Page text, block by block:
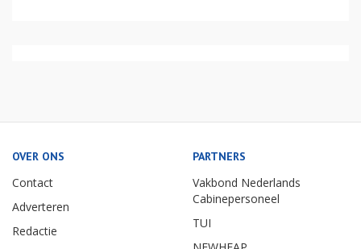
OVER ONS
Contact
Adverteren
Redactie
PARTNERS
Vakbond Nederlands
Cabinepersoneel
TUI